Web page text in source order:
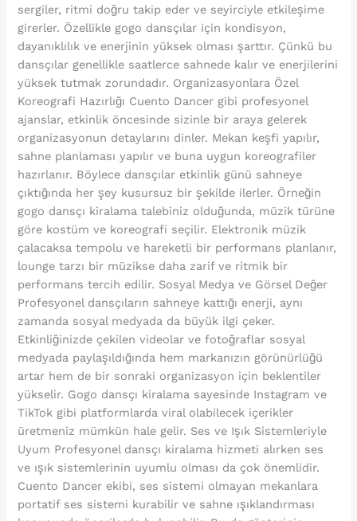
sergiler, ritmi doğru takip eder ve seyirciyle etkileşime
girerler. Özellikle gogo dansçılar için kondisyon,
dayanıklılık ve enerjinin yüksek olması şarttır. Çünkü bu
dansçılar genellikle saatlerce sahnede kalır ve enerjilerini
yüksek tutmak zorundadır. Organizasyonlara Özel
Koreografi Hazırlığı Cuento Dancer gibi profesyonel
ajanslar, etkinlik öncesinde sizinle bir araya gelerek
organizasyonun detaylarını dinler. Mekan keşfi yapılır,
sahne planlaması yapılır ve buna uygun koreografiler
hazırlanır. Böylece dansçılar etkinlik günü sahneye
çıktığında her şey kusursuz bir şekilde ilerler. Örneğin
gogo dansçı kiralama talebiniz olduğunda, müzik türüne
göre kostüm ve koreografi seçilir. Elektronik müzik
çalacaksa tempolu ve hareketli bir performans planlanır,
lounge tarzı bir müzikse daha zarif ve ritmik bir
performans tercih edilir. Sosyal Medya ve Görsel Değer
Profesyonel dansçıların sahneye kattığı enerji, aynı
zamanda sosyal medyada da büyük ilgi çeker.
Etkinliğinizde çekilen videolar ve fotoğraflar sosyal
medyada paylaşıldığında hem markanızın görünürlüğü
artar hem de bir sonraki organizasyon için beklentiler
yükselir. Gogo dansçı kiralama sayesinde Instagram ve
TikTok gibi platformlarda viral olabilecek içerikler
üretmeniz mümkün hale gelir. Ses ve Işık Sistemleriyle
Uyum Profesyonel dansçı kiralama hizmeti alırken ses
ve ışık sistemlerinin uyumlu olması da çok önemlidir.
Cuento Dancer ekibi, ses sistemi olmayan mekanlara
portatif ses sistemi kurabilir ve sahne ışıklandırması